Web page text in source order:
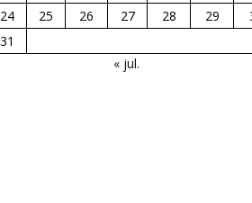
24
25 26 27 28 29
31
« jul.